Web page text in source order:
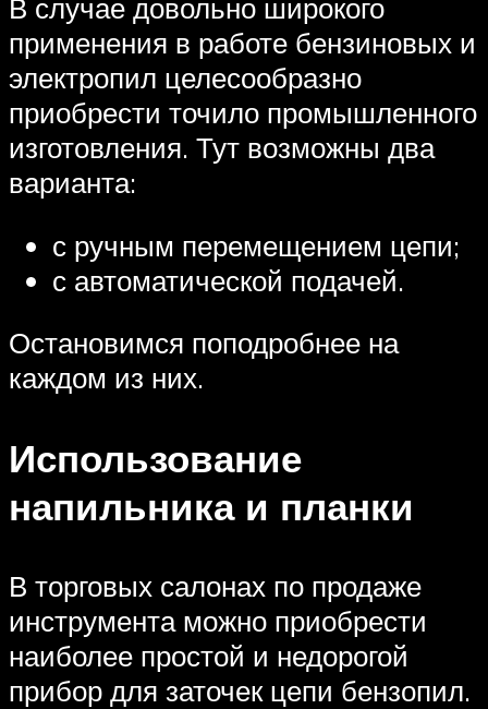
В случае довольно широкого
применения в работе бензиновых и
электропил целесообразно
приобрести точило промышленного
изготовления. Тут возможны два
варианта:
с ручным перемещением цепи;
с автоматической подачей.
Остановимся поподробнее на
каждом из них.
Использование
напильника и планки
В торговых салонах по продаже
инструмента можно приобрести
наиболее простой и недорогой
прибор для заточек цепи бензопил.